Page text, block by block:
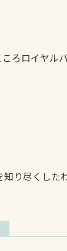
ろロイヤ
り尽くし